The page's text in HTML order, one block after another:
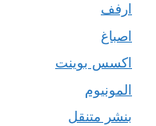
ارفف
اصباغ
اكسس بوينت
المونيوم
بنشر متنقل